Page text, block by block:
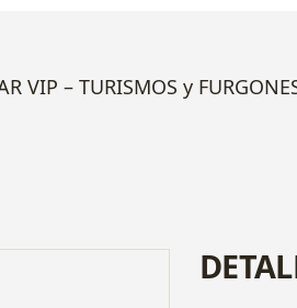
VIP – TURISMOS y